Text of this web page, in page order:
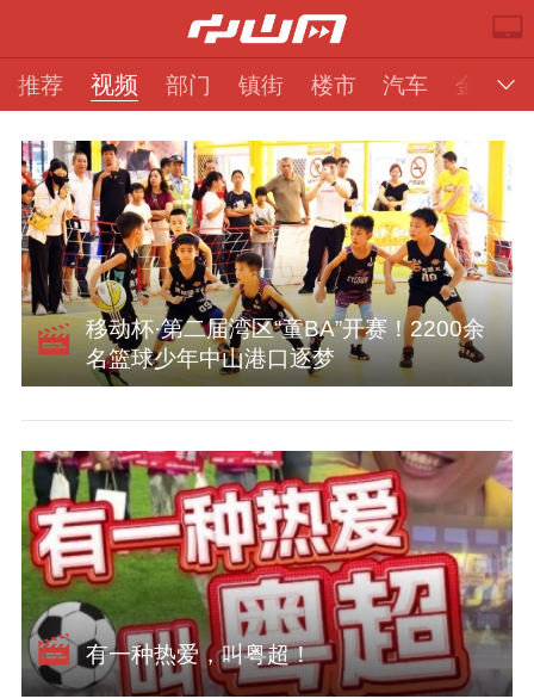
推荐 视频 部门 镇街 楼市 汽车 金融
推荐 部门 镇街 视频
楼市 汽车 专题 金融
移动杯·第二届湾区“童BA”开赛！2200余
名篮球少年中山港口逐梦
有一种热爱，叫粤超！